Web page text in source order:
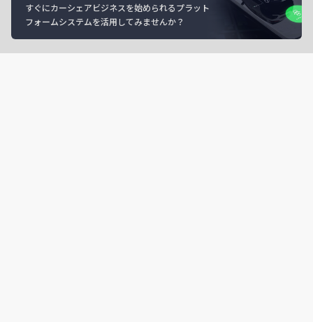
すぐにカーシェアビジネスを始められるプラット
フォームシステムを活用してみませんか？